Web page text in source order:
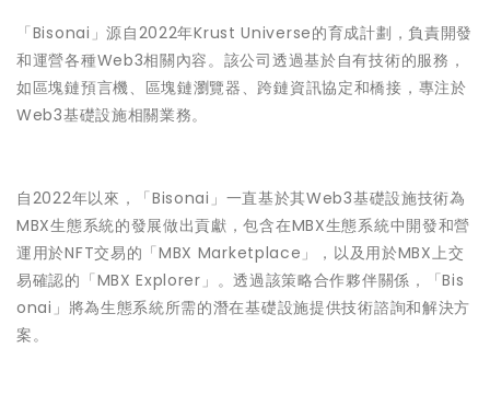
「Bisonai」源自2022年Krust Universe的育成計劃，負責開發
和運營各種Web3相關內容。該公司透過基於自有技術的服務，
如區塊鏈預言機、區塊鏈瀏覽器、跨鏈資訊協定和橋接，專注於
Web3基礎設施相關業務。
自2022年以來，「Bisonai」一直基於其Web3基礎設施技術為
MBX生態系統的發展做出貢獻，包含在MBX生態系統中開發和營
運用於NFT交易的「MBX Marketplace」，以及用於MBX上交
易確認的「MBX Explorer」。透過該策略合作夥伴關係，「Bis
onai」將為生態系統所需的潛在基礎設施提供技術諮詢和解決方
案。